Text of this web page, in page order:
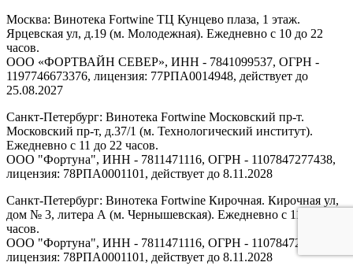
Москва: Винотека Fortwine ТЦ Кунцево плаза, 1 этаж.
Ярцевская ул, д.19 (м. Молодежная). Ежедневно с 10 до 22
часов.
ООО «ФОРТВАЙН СЕВЕР», ИНН - 7841099537, ОГРН -
1197746673376, лицензия: 77РПА0014948, действует до
25.08.2027
Санкт-Петербург: Винотека Fortwine Московский пр-т.
Московский пр-т, д.37/1 (м. Технологический институт).
Ежедневно с 11 до 22 часов.
ООО "Фортуна", ИНН - 7811471116, ОГРН - 1107847277438,
лицензия: 78РПА0001101, действует до 8.11.2028
Санкт-Петербург: Винотека Fortwine Кирочная. Кирочная ул,
дом № 3, литера А (м. Чернышевская). Ежедневно с 11 до 22
часов.
ООО "Фортуна", ИНН - 7811471116, ОГРН - 1107847277438,
лицензия: 78РПА0001101, действует до 8.11.2028